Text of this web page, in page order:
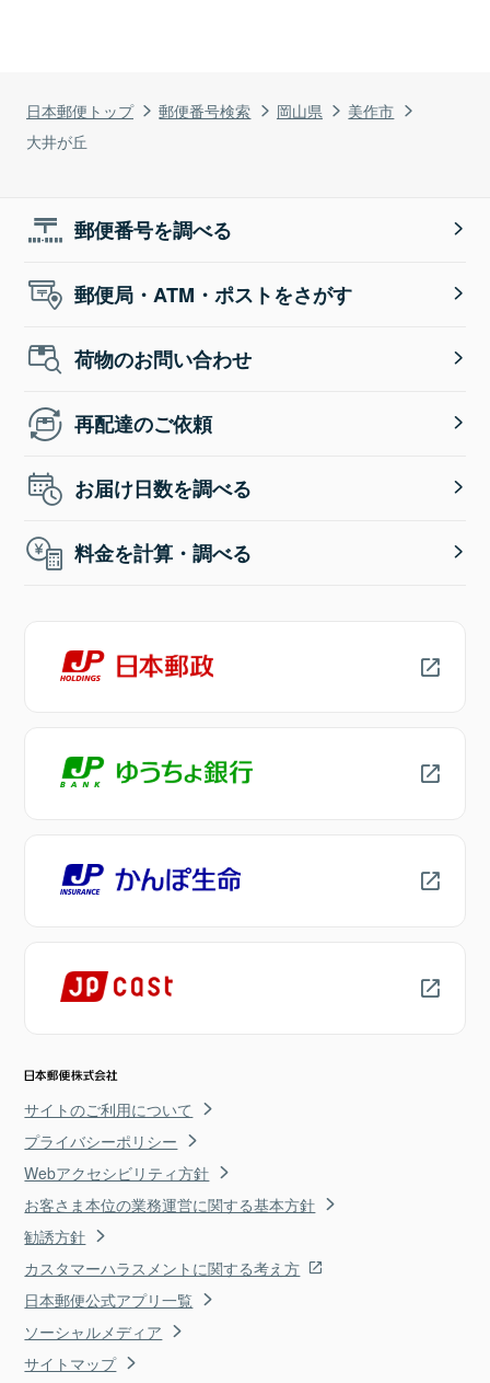
日本郵便トップ 郵便番号検索 岡山県
美作市
大井が丘
郵便番号を調べる
郵便局・ATM・ポストをさがす
荷物のお問い合わせ
再配達のご依頼
お届け日数を調べる
料金を計算・調べる
サイトのご利用について
プライバシーポリシー
Webアクセシビリティ方針
お客さま本位の業務運営に関する基本方針
勧誘方針
カスタマーハラスメントに関する考え方
日本郵便公式アプリ一覧
ソーシャルメディア
サイトマップ